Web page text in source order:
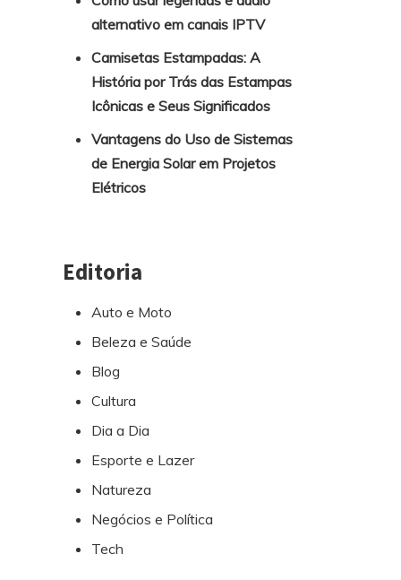
alternativo em canais IPTV
Camisetas Estampadas: A
História por Trás das Estampas
Icônicas e Seus Significados
Vantagens do Uso de Sistemas
de Energia Solar em Projetos
Elétricos
Editoria
Auto e Moto
Beleza e Saúde
Blog
Cultura
Dia a Dia
Esporte e Lazer
Natureza
Negócios e Política
Tech